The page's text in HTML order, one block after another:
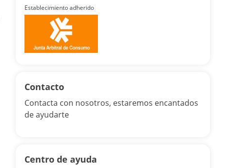
Establecimiento adherido
Contacto
Contacta con nosotros, estaremos encantados
de ayudarte
Centro de ayuda